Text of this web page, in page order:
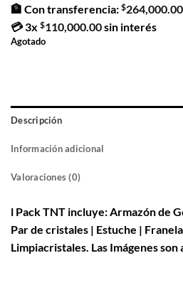
🏦 Con transferencia: $264,000.00
💳3x $110,000.00sin interés
Agotado
Descripción
Información adicional
Valoraciones (0)
l Pack TNT incluye: Armazón de
Par de cristales | Estuche |
Limpiacristales. Las Imágenes